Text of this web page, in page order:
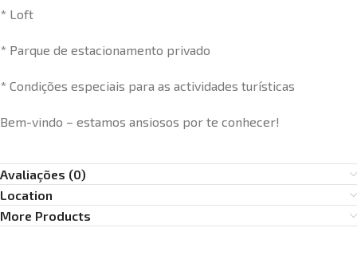
* Loft
* Parque de estacionamento privado
* Condições especiais para as actividades turísticas
Bem-vindo – estamos ansiosos por te conhecer!
Avaliações (0)
Location
More Products